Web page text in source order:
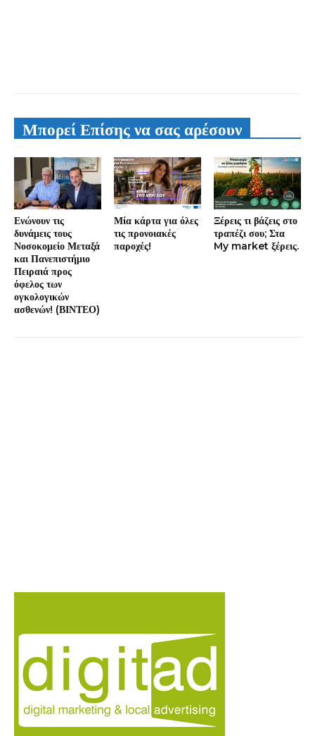
Μπορεί Επίσης να σας αρέσουν
Ενώνουν τις
δυνάμεις τους
Νοσοκομείο Μεταξά
και Πανεπιστήμιο
Πειραιά προς
όφελος των
ογκολογικών
ασθενών! (ΒΙΝΤΕΟ)
Μία κάρτα για όλες
τις προνοιακές
παροχές!
Ξέρεις τι βάζεις στο
τραπέζι σου; Στα
My market ξέρεις.